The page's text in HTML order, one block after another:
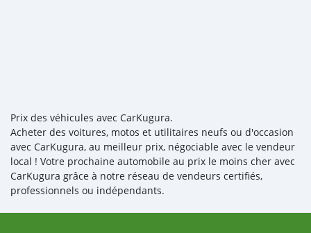
Prix des véhicules avec CarKugura.
Acheter des voitures, motos et utilitaires neufs ou d'occasion
avec CarKugura, au meilleur prix, négociable avec le vendeur
local ! Votre prochaine automobile au prix le moins cher avec
CarKugura grâce à notre réseau de vendeurs certifiés,
professionnels ou indépendants.